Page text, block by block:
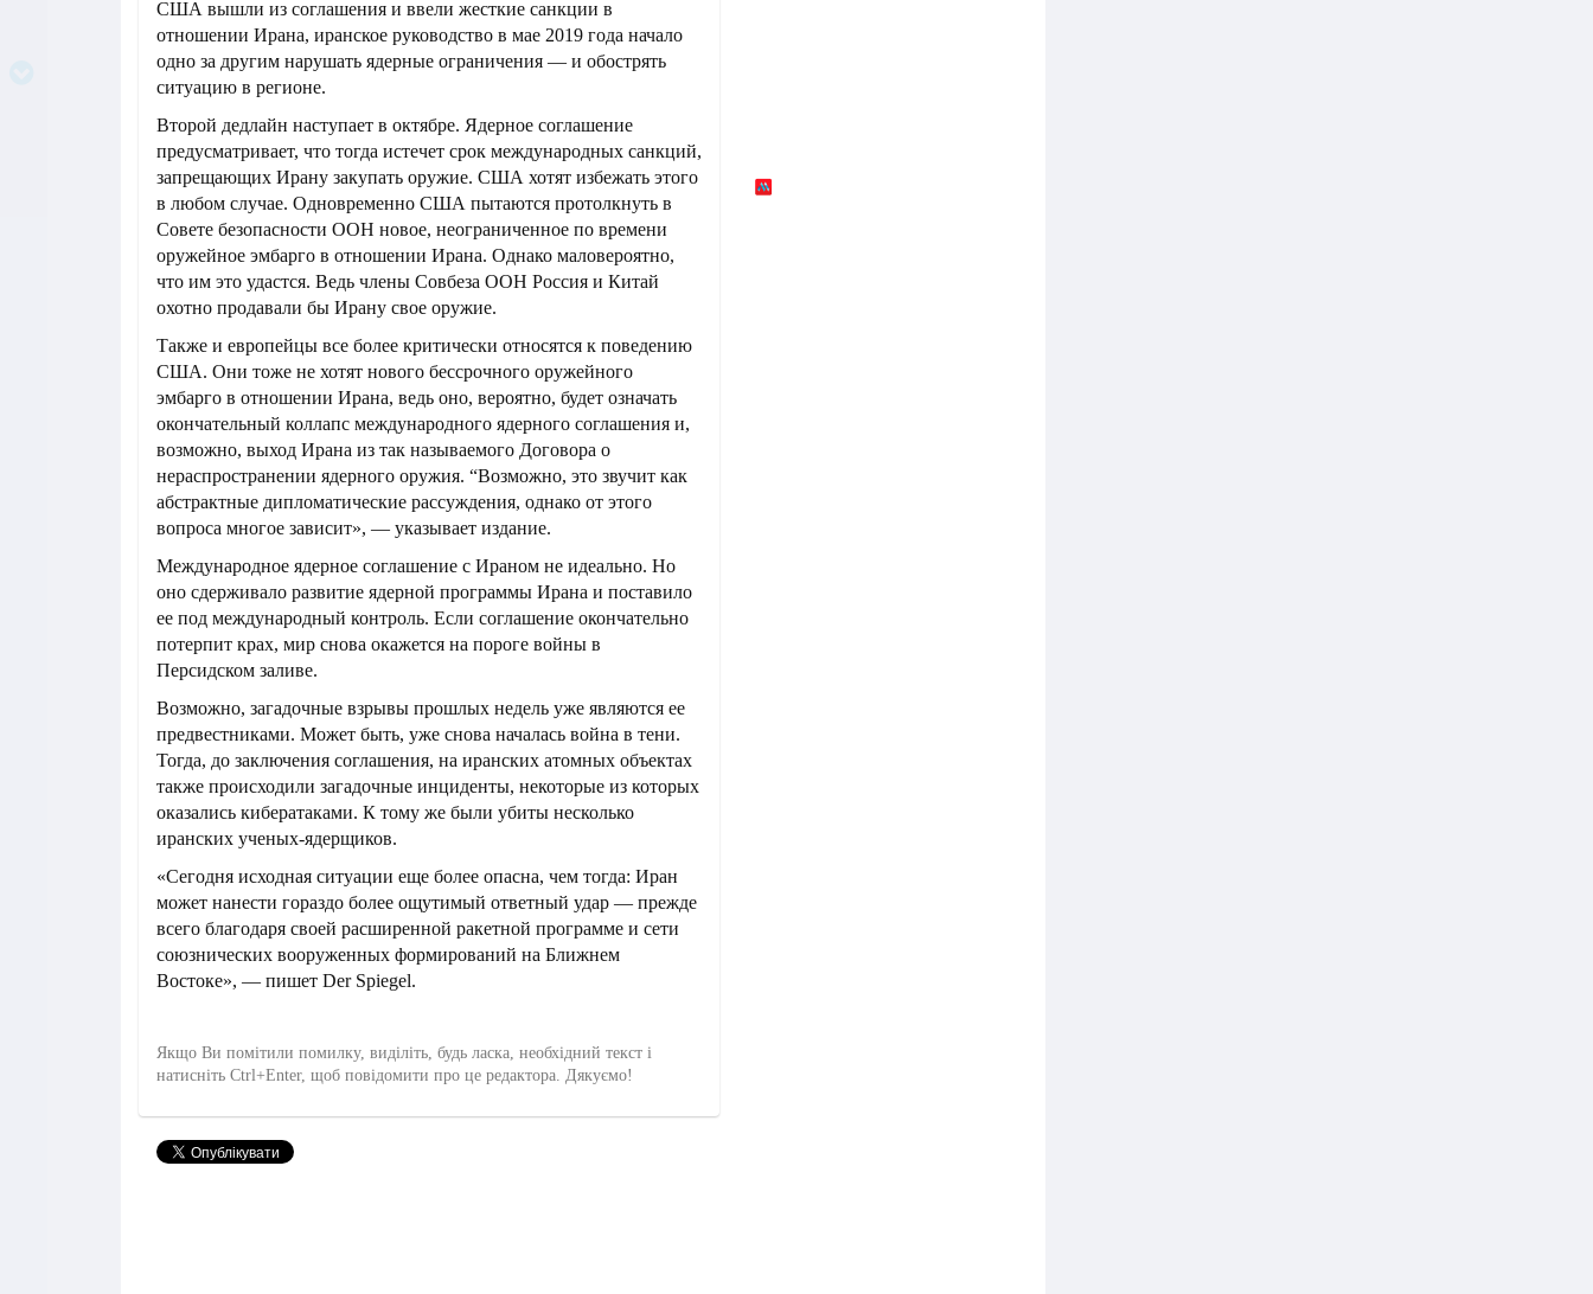
США вышли из соглашения и ввели жесткие санкции в
отношении Ирана, иранское руководство в мае 2019 года начало
одно за другим нарушать ядерные ограничения — и обострять
ситуацию в регионе.
Второй дедлайн наступает в октябре. Ядерное соглашение
предусматривает, что тогда истечет срок международных санкций,
запрещающих Ирану закупать оружие. США хотят избежать этого
в любом случае. Одновременно США пытаются протолкнуть в
Совете безопасности ООН новое, неограниченное по времени
оружейное эмбарго в отношении Ирана. Однако маловероятно,
что им это удастся. Ведь члены Совбеза ООН Россия и Китай
охотно продавали бы Ирану свое оружие.
Также и европейцы все более критически относятся к поведению
США. Они тоже не хотят нового бессрочного оружейного
эмбарго в отношении Ирана, ведь оно, вероятно, будет означать
окончательный коллапс международного ядерного соглашения и,
возможно, выход Ирана из так называемого Договора о
нераспространении ядерного оружия. “Возможно, это звучит как
абстрактные дипломатические рассуждения, однако от этого
вопроса многое зависит», — указывает издание.
Международное ядерное соглашение с Ираном не идеально. Но
оно сдерживало развитие ядерной программы Ирана и поставило
ее под международный контроль. Если соглашение окончательно
потерпит крах, мир снова окажется на пороге войны в
Персидском заливе.
Возможно, загадочные взрывы прошлых недель уже являются ее
предвестниками. Может быть, уже снова началась война в тени.
Тогда, до заключения соглашения, на иранских атомных объектах
также происходили загадочные инциденты, некоторые из которых
оказались кибератаками. К тому же были убиты несколько
иранских ученых-ядерщиков.
«Сегодня исходная ситуации еще более опасна, чем тогда: Иран
может нанести гораздо более ощутимый ответный удар — прежде
всего благодаря своей расширенной ракетной программе и сети
союзнических вооруженных формирований на Ближнем
Востоке», — пишет Der Spiegel.
Якщо Ви помітили помилку, виділіть, будь ласка, необхідний текст і
натисніть Ctrl+Enter, щоб повідомити про це редактора. Дякуємо!